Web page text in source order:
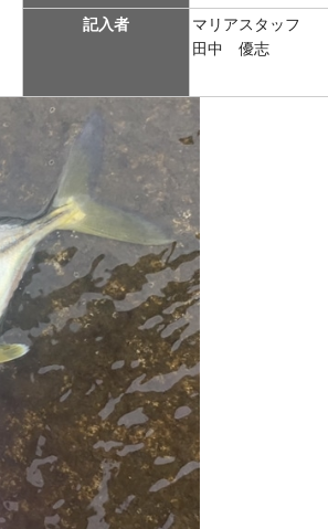
記入者
マリアスタッフ
田中 優志